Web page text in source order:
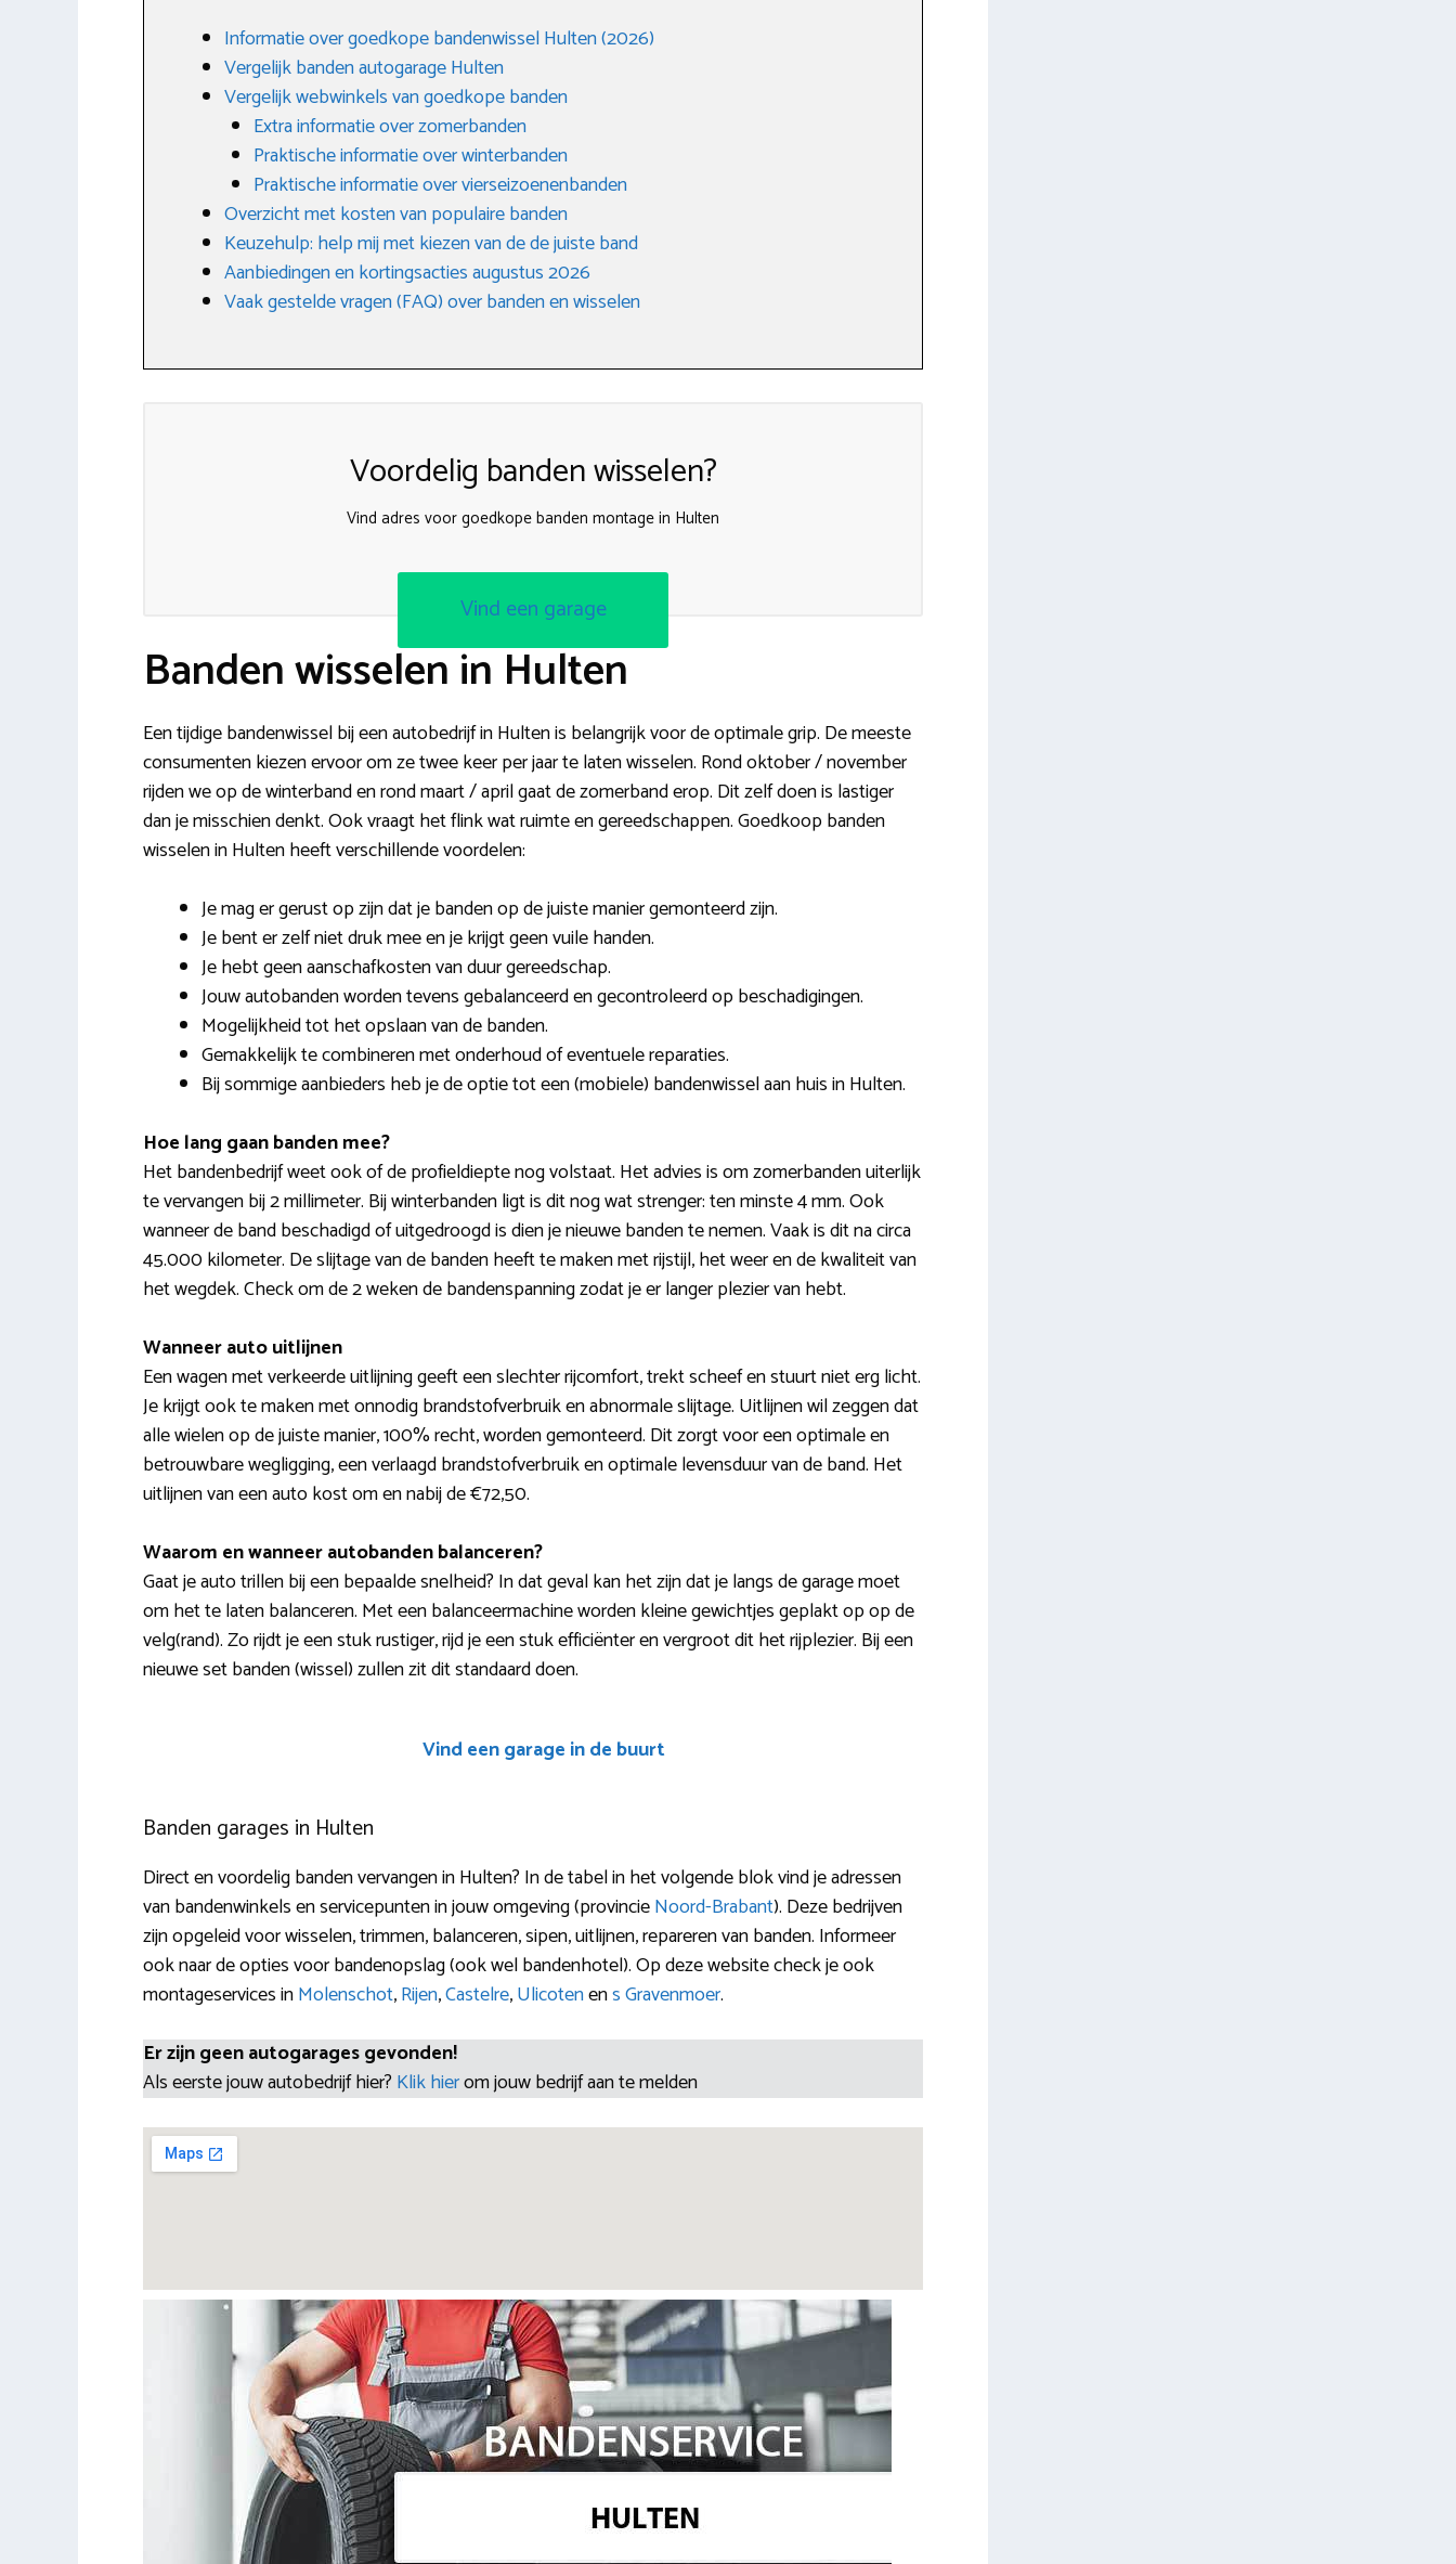
Informatie over goedkope bandenwissel Hulten (2026)
Vergelijk banden autogarage Hulten
Vergelijk webwinkels van goedkope banden
Extra informatie over zomerbanden
Praktische informatie over winterbanden
Praktische informatie over vierseizoenenbanden
Overzicht met kosten van populaire banden
Keuzehulp: help mij met kiezen van de de juiste band
Aanbiedingen en kortingsacties augustus 2026
Vaak gestelde vragen (FAQ) over banden en wisselen
Voordelig banden wisselen?
Vind adres voor goedkope banden montage in Hulten
Vind een garage
Banden wisselen in Hulten
Een tijdige bandenwissel bij een autobedrijf in Hulten is belangrijk voor de optimale grip. De meeste
consumenten kiezen ervoor om ze twee keer per jaar te laten wisselen. Rond oktober / november
rijden we op de winterband en rond maart / april gaat de zomerband erop. Dit zelf doen is lastiger
dan je misschien denkt. Ook vraagt het flink wat ruimte en gereedschappen. Goedkoop banden
wisselen in Hulten heeft verschillende voordelen:
Je mag er gerust op zijn dat je banden op de juiste manier gemonteerd zijn.
Je bent er zelf niet druk mee en je krijgt geen vuile handen.
Je hebt geen aanschafkosten van duur gereedschap.
Jouw autobanden worden tevens gebalanceerd en gecontroleerd op beschadigingen.
Mogelijkheid tot het opslaan van de banden.
Gemakkelijk te combineren met onderhoud of eventuele reparaties.
Bij sommige aanbieders heb je de optie tot een (mobiele) bandenwissel aan huis in Hulten.
Hoe lang gaan banden mee?
Het bandenbedrijf weet ook of de profieldiepte nog volstaat. Het advies is om zomerbanden uiterlijk
te vervangen bij 2 millimeter. Bij winterbanden ligt is dit nog wat strenger: ten minste 4 mm. Ook
wanneer de band beschadigd of uitgedroogd is dien je nieuwe banden te nemen. Vaak is dit na circa
45.000 kilometer. De slijtage van de banden heeft te maken met rijstijl, het weer en de kwaliteit van
het wegdek. Check om de 2 weken de bandenspanning zodat je er langer plezier van hebt.
Wanneer auto uitlijnen
Een wagen met verkeerde uitlijning geeft een slechter rijcomfort, trekt scheef en stuurt niet erg licht.
Je krijgt ook te maken met onnodig brandstofverbruik en abnormale slijtage. Uitlijnen wil zeggen dat
alle wielen op de juiste manier, 100% recht, worden gemonteerd. Dit zorgt voor een optimale en
betrouwbare wegligging, een verlaagd brandstofverbruik en optimale levensduur van de band. Het
uitlijnen van een auto kost om en nabij de €72,50.
Waarom en wanneer autobanden balanceren?
Gaat je auto trillen bij een bepaalde snelheid? In dat geval kan het zijn dat je langs de garage moet
om het te laten balanceren. Met een balanceermachine worden kleine gewichtjes geplakt op op de
velg(rand). Zo rijdt je een stuk rustiger, rijd je een stuk efficiënter en vergroot dit het rijplezier. Bij een
nieuwe set banden (wissel) zullen zit dit standaard doen.
Vind een garage in de buurt
Banden garages in Hulten
Direct en voordelig banden vervangen in Hulten? In de tabel in het volgende blok vind je adressen
van bandenwinkels en servicepunten in jouw omgeving (provincieNoord-Brabant). Deze bedrijven
zijn opgeleid voor wisselen, trimmen, balanceren, sipen, uitlijnen, repareren van banden. Informeer
ook naar de opties voor bandenopslag (ook wel bandenhotel). Op deze website check je ook
montageservices inMolenschot,Rijen,Castelre,Ulicotenens Gravenmoer.
Er zijn geen autogarages gevonden!
Als eerste jouw autobedrijf hier? Klik hierom jouw bedrijf aan te melden